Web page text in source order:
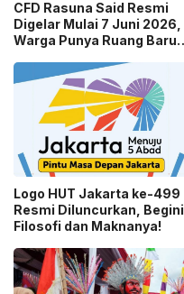
CFD Rasuna Said Resmi
Digelar Mulai 7 Juni 2026,
Warga Punya Ruang Baru
Logo HUT Jakarta ke-499
Resmi Diluncurkan, Begini
Filosofi dan Maknanya!